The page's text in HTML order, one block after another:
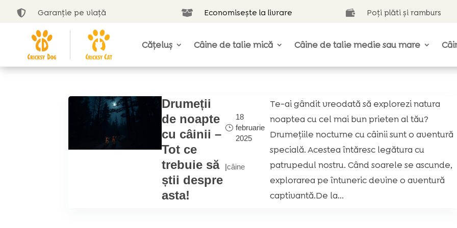
 Garanție pe viață  Economisește la livrare  Poți plăti și ramburs
Cățeluș Câine de talie mică Câine de talie medie sau mare
Drumeții
de noapte
cu câinii –
Tot ce
trebuie să
știi despre
asta!
18
februarie
2025
|câine
Te-ai gândit vreodată să explorezi natura
noaptea cu cel mai bun prieten al tău?
Drumețiile nocturne cu câinii sunt o aventură
specială. Acestea întăresc legătura cu
patrupedul nostru. Când soarele se ascunde,
explorarea pe întuneric devine o aventură
captivantă.De la...